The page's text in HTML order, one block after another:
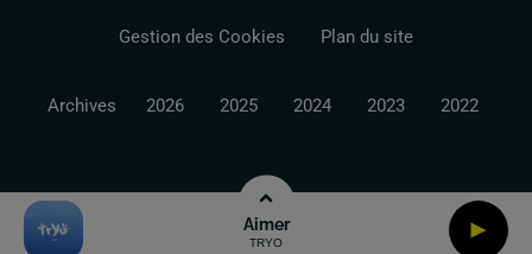
Aimer
TRYO
Gestion des Cookies Plan du site
Archives 2026 2025 2024 2023 2022